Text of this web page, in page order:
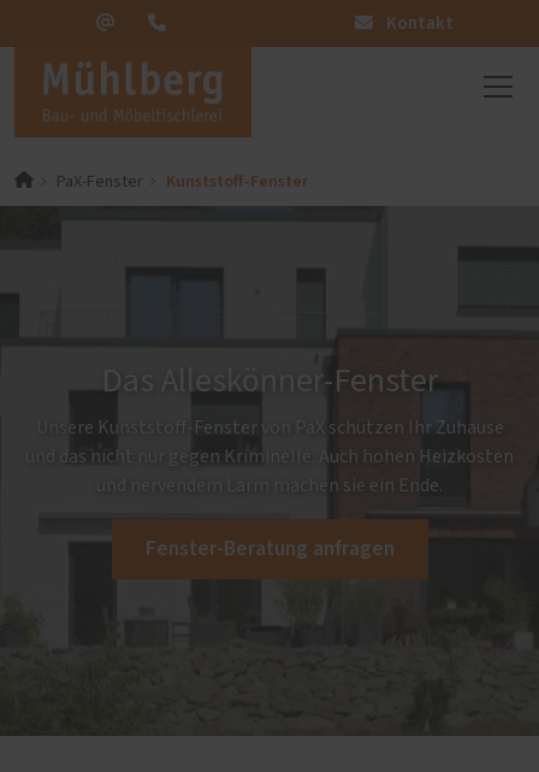
Kontakt
PaX-Fenster Kunststoff-Fenster
Das Alleskönner-Fenster
Unsere Kunststoff-Fenster von PaX schützen Ihr Zuhause
und das nicht nur gegen Kriminelle. Auch hohen Heizkosten
und nervendem Lärm machen sie ein Ende.
Fenster-Beratung anfragen